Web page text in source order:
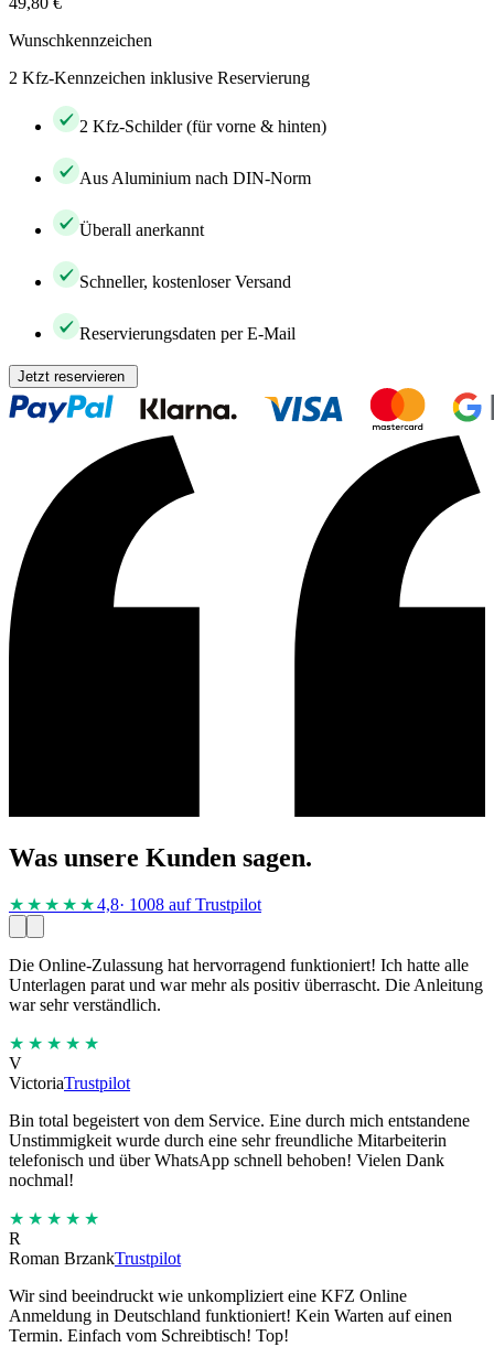
Wunschkennzeichen
2 Kfz-Kennzeichen inklusive Reservierung
2 Kfz-Schilder (für vorne & hinten)
Aus Aluminium nach DIN-Norm
Überall anerkannt
Schneller, kostenloser Versand
Reservierungsdaten per E-Mail
Jetzt reservieren
Was unsere Kunden sagen.
★★★★ ★4,8· 1008 auf Trustpilot
Die Online-Zulassung hat hervorragend funktioniert! Ich hatte alle
Unterlagen parat und war mehr als positiv überrascht. Die Anleitung
war sehr verständlich.
★★★★★
V
VictoriaTrustpilot
Bin total begeistert von dem Service. Eine durch mich entstandene
Unstimmigkeit wurde durch eine sehr freundliche Mitarbeiterin
telefonisch und über WhatsApp schnell behoben! Vielen Dank
nochmal!
★★★★★
R
Roman BrzankTrustpilot
Wir sind beeindruckt wie unkompliziert eine KFZ Online
Anmeldung in Deutschland funktioniert! Kein Warten auf einen
Termin. Einfach vom Schreibtisch! Top!